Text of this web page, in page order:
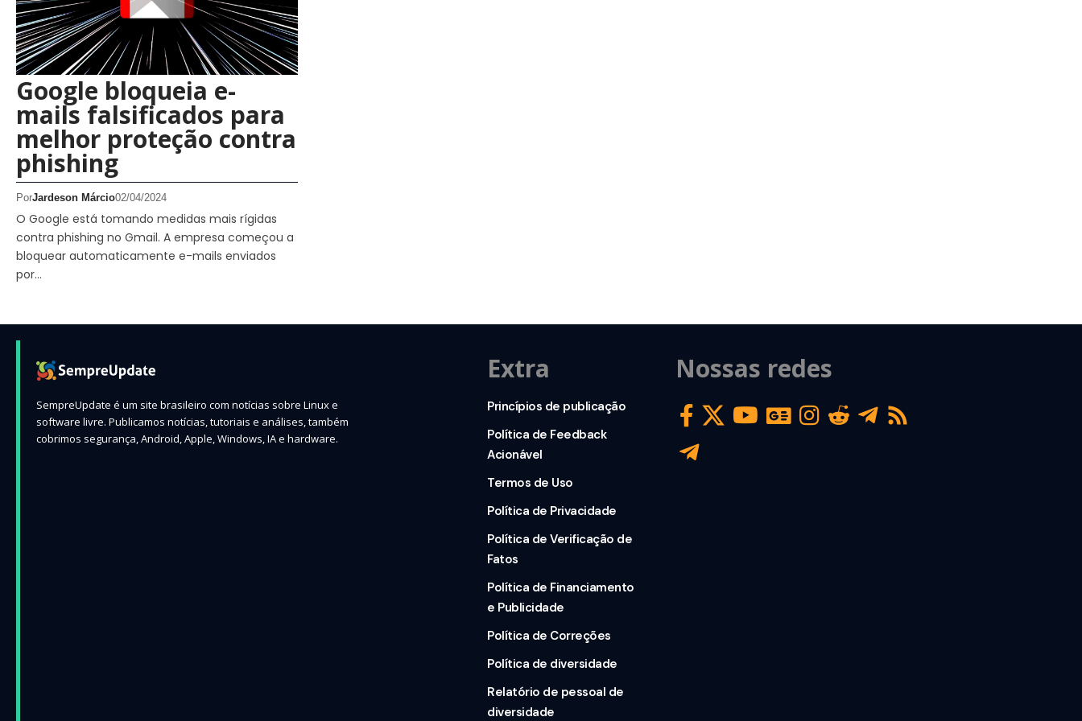
Google bloqueia e-
mails falsificados para
melhor proteção contra
phishing
PorJardeson Márcio02/04/2024
O Google está tomando medidas mais rígidas
contra phishing no Gmail. A empresa começou a
bloquear automaticamente e-mails enviados
por…
SempreUpdate é um site brasileiro com notícias sobre Linux e
software livre. Publicamos notícias, tutoriais e análises, também
cobrimos segurança, Android, Apple, Windows, IA e hardware.
Extra
Princípios de publicação
Política de Feedback
Acionável
Termos de Uso
Política de Privacidade
Política de Verificação de
Fatos
Política de Financiamento
e Publicidade
Política de Correções
Política de diversidade
Relatório de pessoal de
diversidade
Nossas redes